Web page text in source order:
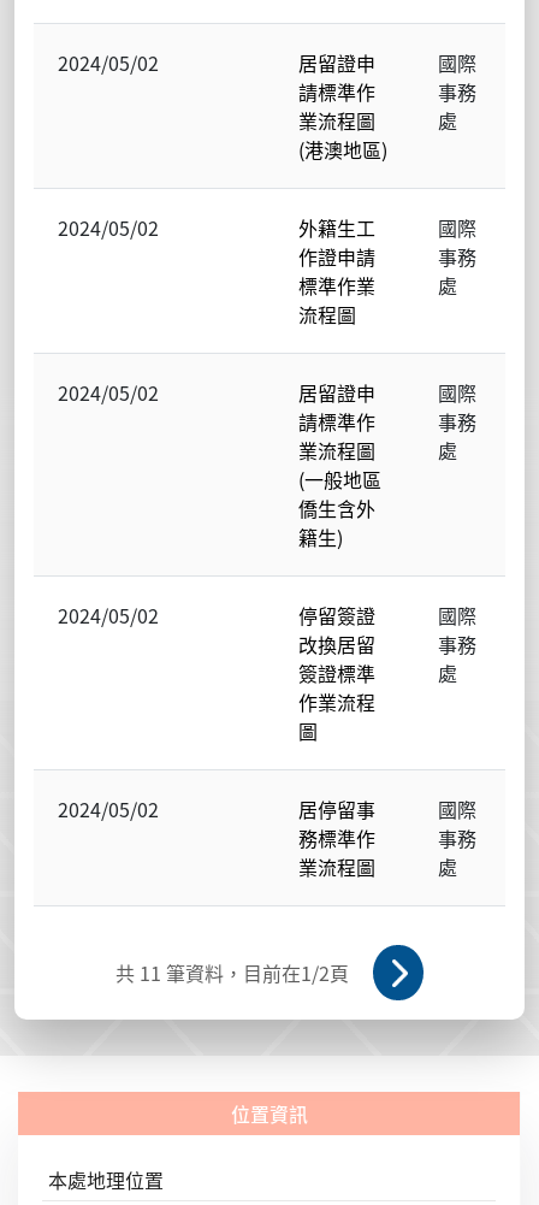
2024/05/02
居留證申
請標準作
業流程圖
(港澳地區)
國際
事務
處
2024/05/02
外籍生工
作證申請
標準作業
流程圖
國際
事務
處
2024/05/02
居留證申
請標準作
業流程圖
(一般地區
僑生含外
籍生)
國際
事務
處
2024/05/02
停留簽證
改換居留
簽證標準
作業流程
圖
國際
事務
處
2024/05/02
居停留事
務標準作
業流程圖
國際
事務
處
共 11 筆資料，目前在1/2頁
本處地理位置